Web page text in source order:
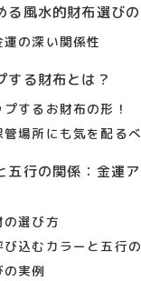
る風水的財布選びの
運の深い関係性
する財布とは？
するお財布の形！
場所にも気を配るべ
五行の関係：金運
の選び方
び込むカラーと五行
実例